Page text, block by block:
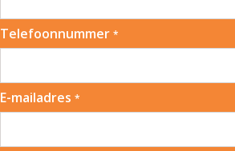
Telefoonnummer *
E-mailadres *